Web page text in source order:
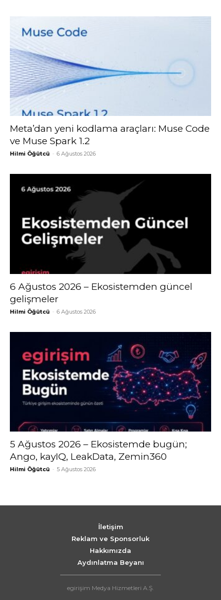
Meta’dan yeni kodlama araçları: Muse Code
ve Muse Spark 1.2
Hilmi Öğütcü - 6 Ağustos 2026
6 Ağustos 2026 – Ekosistemden güncel
gelişmeler
Hilmi Öğütcü - 6 Ağustos 2026
5 Ağustos 2026 – Ekosistemde bugün;
Ango, kayIQ, LeakData, Zemin360
Hilmi Öğütcü - 5 Ağustos 2026
İletişim
Reklam ve Sponsorluk
Hakkımızda
Aydınlatma Beyanı
egirişim Medya Hizmetleri A.Ş.